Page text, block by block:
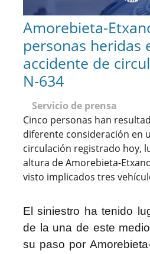
Amorebieta-
personas heridas
accidente de
N-634
Servicio de prensa
Cinco personas han
diferente consideración en
circulación registrado hoy,
altura de Amorebieta-
visto implicados tres
El siniestro ha tenido
de la una de este
su paso por